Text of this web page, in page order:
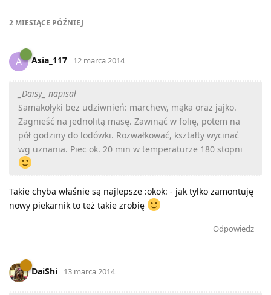
2 MIESIĄCE PÓŹNIEJ
A Asia_117 12 marca 2014
_Daisy_ napisał
Samakołyki bez udziwnień: marchew, mąka oraz jajko.
Zagnieść na jednolitą masę. Zawinąć w folię, potem na
pół godziny do lodówki. Rozwałkować, kształty wycinać
wg uznania. Piec ok. 20 min w temperaturze 180 stopni
Takie chyba właśnie są najlepsze :okok: - jak tylko zamontuję
nowy piekarnik to też takie zrobię
Odpowiedz
DaiShi 13 marca 2014